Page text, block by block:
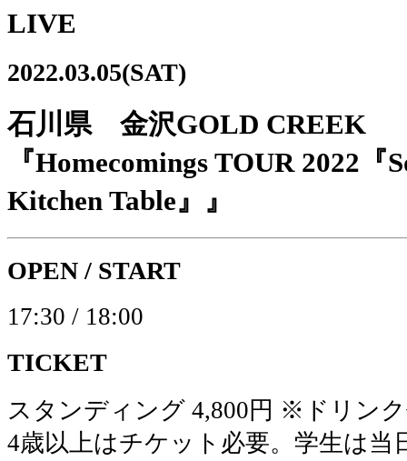
LIVE
2022.03.05(SAT)
石川県 金沢GOLD CREEK
『Homecomings TOUR 2022『
Kitchen Table』』
OPEN / START
17:30 / 18:00
TICKET
スタンディング 4,800円 ※ドリン
4歳以上はチケット必要。学生は当